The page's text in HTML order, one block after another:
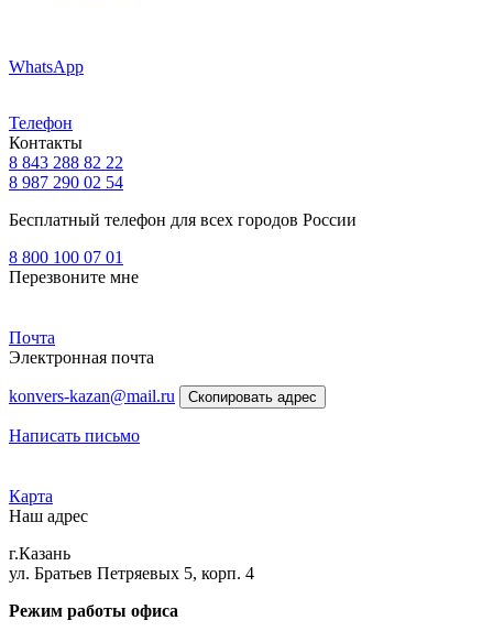
WhatsApp
Телефон
Контакты
8 843 288 82 22
8 987 290 02 54
Бесплатный телефон для всех городов России
8 800 100 07 01
Перезвоните мне
Почта
Электронная почта
konvers-kazan@mail.ru Скопировать адрес
Написать письмо
Карта
Наш адрес
г.Казань
ул. Братьев Петряевых 5, корп. 4
Режим работы офиса